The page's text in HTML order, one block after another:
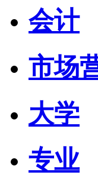
会计
市场
大学
专业